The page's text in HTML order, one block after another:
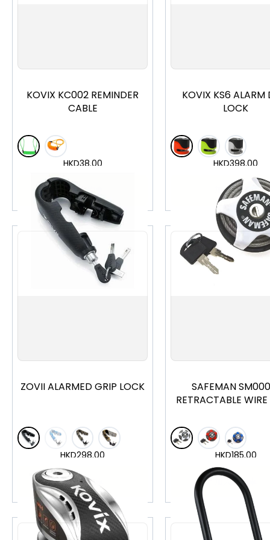
KOVIX KC002 REMINDER
CABLE
HKD38.00
加入購物車
KOVIX KS6 ALARM
LOCK
HKD398.00
加入購物車
ZOVII ALARMED GRIP LOCK
HKD298.00
加入購物車
SAFEMAN
RETRACTABLE
HKD185.00
加入購物車